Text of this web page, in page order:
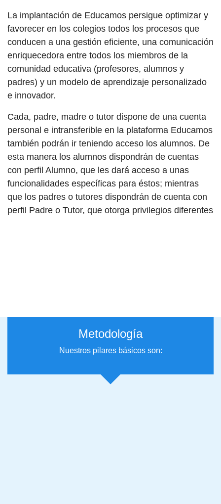
La implantación de Educamos persigue optimizar y
favorecer en los colegios todos los procesos que
conducen a una gestión eficiente, una comunicación
enriquecedora entre todos los miembros de la
comunidad educativa (profesores, alumnos y
padres) y un modelo de aprendizaje personalizado
e innovador.
Cada, padre, madre o tutor dispone de una cuenta
personal e intransferible en la plataforma Educamos
también podrán ir teniendo acceso los alumnos. De
esta manera los alumnos dispondrán de cuentas
con perfil Alumno, que les dará acceso a unas
funcionalidades específicas para éstos; mientras
que los padres o tutores dispondrán de cuenta con
perfil Padre o Tutor, que otorga privilegios diferentes
Metodología
Nuestros pilares básicos son: